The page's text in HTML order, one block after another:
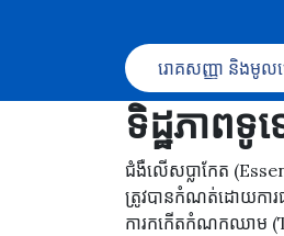
រោគសញ្ញា និងមូល
ទិដ្ឋភាពទូ
ជំងឺលើសប្លាកែត
ត្រូវបានកំណត់ដោយការ
ការកកើតកំណកឈាម